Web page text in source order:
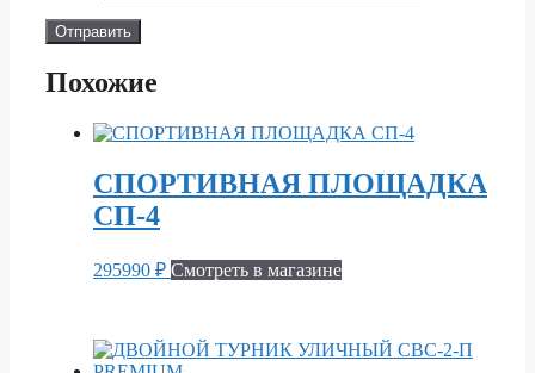
Похожие
СПОРТИВНАЯ ПЛОЩАДКА
СП-4
295990 ₽ Смотреть в магазине